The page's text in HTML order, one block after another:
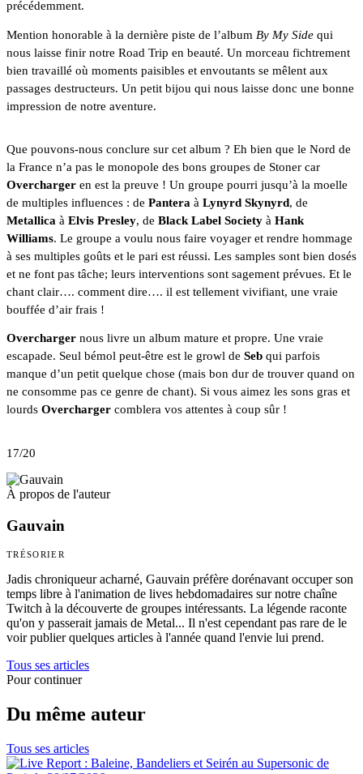
précédemment.
Mention honorable à la dernière piste de l’album By My Side qui
nous laisse finir notre Road Trip en beauté. Un morceau fichtrement
bien travaillé où moments paisibles et envoutants se mêlent aux
passages destructeurs. Un petit bijou qui nous laisse donc une bonne
impression de notre aventure.
Que pouvons-nous conclure sur cet album ? Eh bien que le Nord de
Overcharger en est la preuve ! Un groupe pourri jusqu’à la moelle
de multiples influences : de Pantera à Lynyrd Skynyrd
Metallica à Elvis Presley, de Black Label Society à Hank
Williams. Le groupe a voulu nous faire voyager et rendre hommage
à ses multiples goûts et le pari est réussi. Les samples sont bien dosés
et ne font pas tâche; leurs interventions sont sagement prévues. Et le
chant clair…. comment dire…. il est tellement vivifiant, une vraie
bouffée d’air frais !
Overcharger nous livre un album mature et propre. Une vraie
escapade. Seul bémol peut-être est le growl de Seb qui parfois
manque d’un petit quelque chose (mais bon dur de trouver quand on
ne consomme pas ce genre de chant). Si vous aimez les sons gras et
lourds Overcharger comblera vos attentes à coup sûr !
17/20
À propos de l'auteur
Gauvain
TRÉSORIER
Jadis chroniqueur acharné, Gauvain préfère dorénavant occuper son
temps libre à l'animation de lives hebdomadaires sur notre chaîne
Twitch à la découverte de groupes intéressants. La légende raconte
qu'on y passerait jamais de Metal... Il n'est cependant pas rare de le
voir publier quelques articles à l'année quand l'envie lui prend.
Tous ses articles
Pour continuer
Du même auteur
Tous ses articles